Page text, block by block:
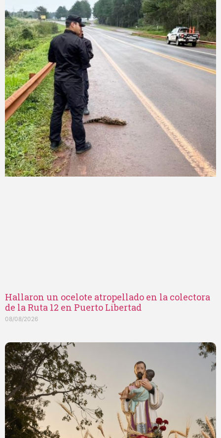
Hallaron un ocelote atropellado en la colectora
de la Ruta 12 en Puerto Libertad
08/08/2026